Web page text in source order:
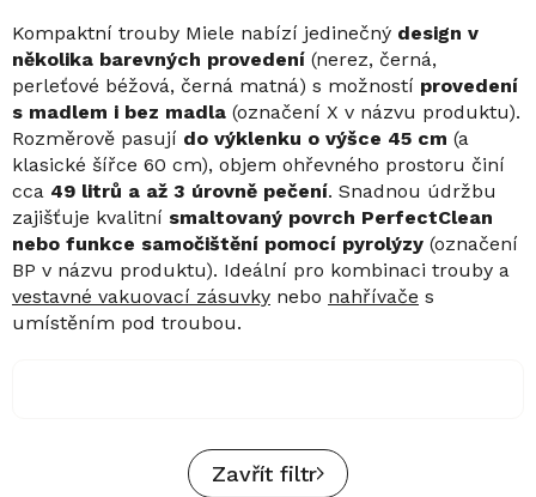
Kompaktní trouby Miele nabízí jedinečný design v
několika barevných provedení (nerez, černá,
perleťové béžová, černá matná) s možností provedení
s madlem i bez madla (označení X v názvu produktu).
Rozměrově pasují do výklenku o výšce 45 cm (a
klasické šířce 60 cm), objem ohřevného prostoru činí
cca 49 litrů a až 3 úrovně pečení. Snadnou údržbu
zajišťuje kvalitní smaltovaný povrch PerfectClean
nebo funkce samočištění pomocí pyrolýzy (označení
BP v názvu produktu). Ideální pro kombinaci trouby a
vestavné vakuovací zásuvky nebo nahřívače s
umístěním pod troubou.
Zavřít filtr